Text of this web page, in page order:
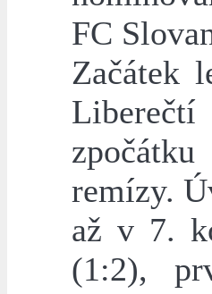
FC
Začátek
remízy.
až v 7.
(1:2),